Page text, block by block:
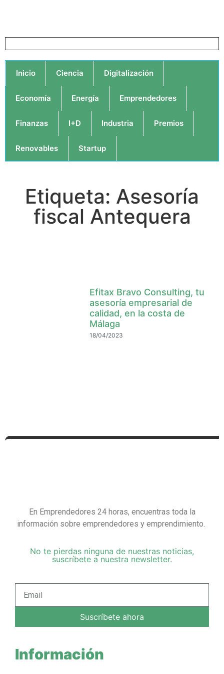
Inicio Ciencia Digitalización
Economía Energía Emprendedores
Finanzas I+D Industria Premios
Renovables Startup
Etiqueta: Asesoría
fiscal Antequera
Efitax Bravo Consulting, tu
asesoría empresarial de
calidad, en la costa de
Málaga
18/04/2023
En Emprendedores 24 horas, encuentras toda la
información sobre emprendedores y emprendimiento.
No te pierdas ninguna de nuestras noticias,
suscríbete a nuestra newsletter.
Suscríbete ahora
Información